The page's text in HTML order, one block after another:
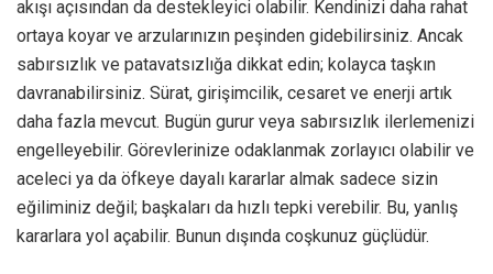
akışı açısından da destekleyici olabilir. Kendinizi daha rahat
ortaya koyar ve arzularınızın peşinden gidebilirsiniz. Ancak
sabırsızlık ve patavatsızlığa dikkat edin; kolayca taşkın
davranabilirsiniz. Sürat, girişimcilik, cesaret ve enerji artık
daha fazla mevcut. Bugün gurur veya sabırsızlık ilerlemenizi
engelleyebilir. Görevlerinize odaklanmak zorlayıcı olabilir ve
aceleci ya da öfkeye dayalı kararlar almak sadece sizin
eğiliminiz değil; başkaları da hızlı tepki verebilir. Bu, yanlış
kararlara yol açabilir. Bunun dışında coşkunuz güçlüdür.